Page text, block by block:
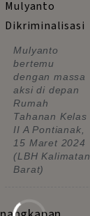
Mulyanto
bertemu
dengan massa
aksi di depan
Rumah
Tahanan Kelas
II A Pontianak,
15 Maret 2024
(LBH Kalimatan
Barat)